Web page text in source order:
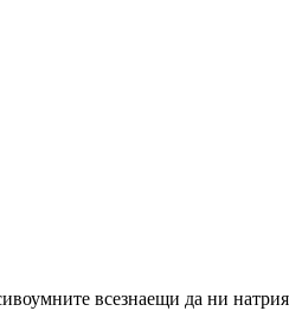
всезнаещи да ни